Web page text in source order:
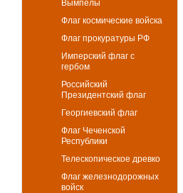
Вымпелы
Флаг космические войска
Флаг прокуратуры РФ
Имперский флаг с
гербом
Российский
Президентский флаг
Георгиевский флаг
Флаг Чеченской
Республики
Телескопическое древко
Флаг железнодорожных
войск